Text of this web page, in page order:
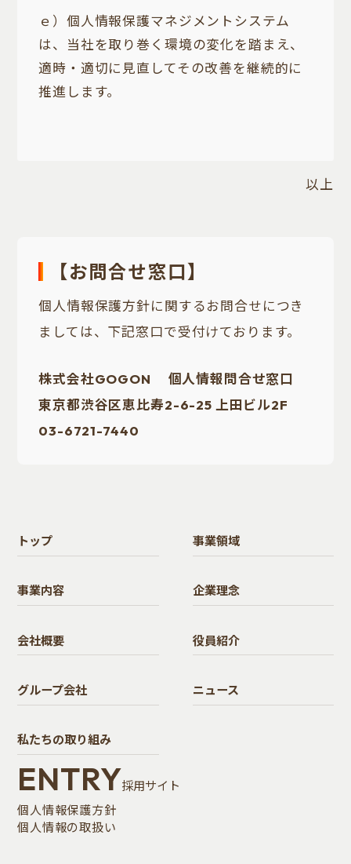
ｅ）個人情報保護マネジメントシステム
は、当社を取り巻く環境の変化を踏まえ、
適時・適切に見直してその改善を継続的に
推進します。
以上
【お問合せ窓口】
個人情報保護方針に関するお問合せにつき
ましては、下記窓口で受付けております。
株式会社GOGON 個人情報問合せ窓口
東京都渋谷区恵比寿2-6-25 上田ビル2F
03-6721-7440
トップ 事業領域
事業内容 企業理念
会社概要 役員紹介
グループ会社 ニュース
私たちの取り組み
ENTRY採用サイト
個人情報保護方針
個人情報の取扱い